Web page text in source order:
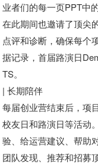
业者们的每一页PPT中
在此期间也邀请了顶尖
点评和诊断，确保每个
据记录，首届路演日
TS。
| 长期陪伴
每届创业营结束后，项
校友日和路演日等活动
验、给运营建议、帮助
团队发现、推荐和招募